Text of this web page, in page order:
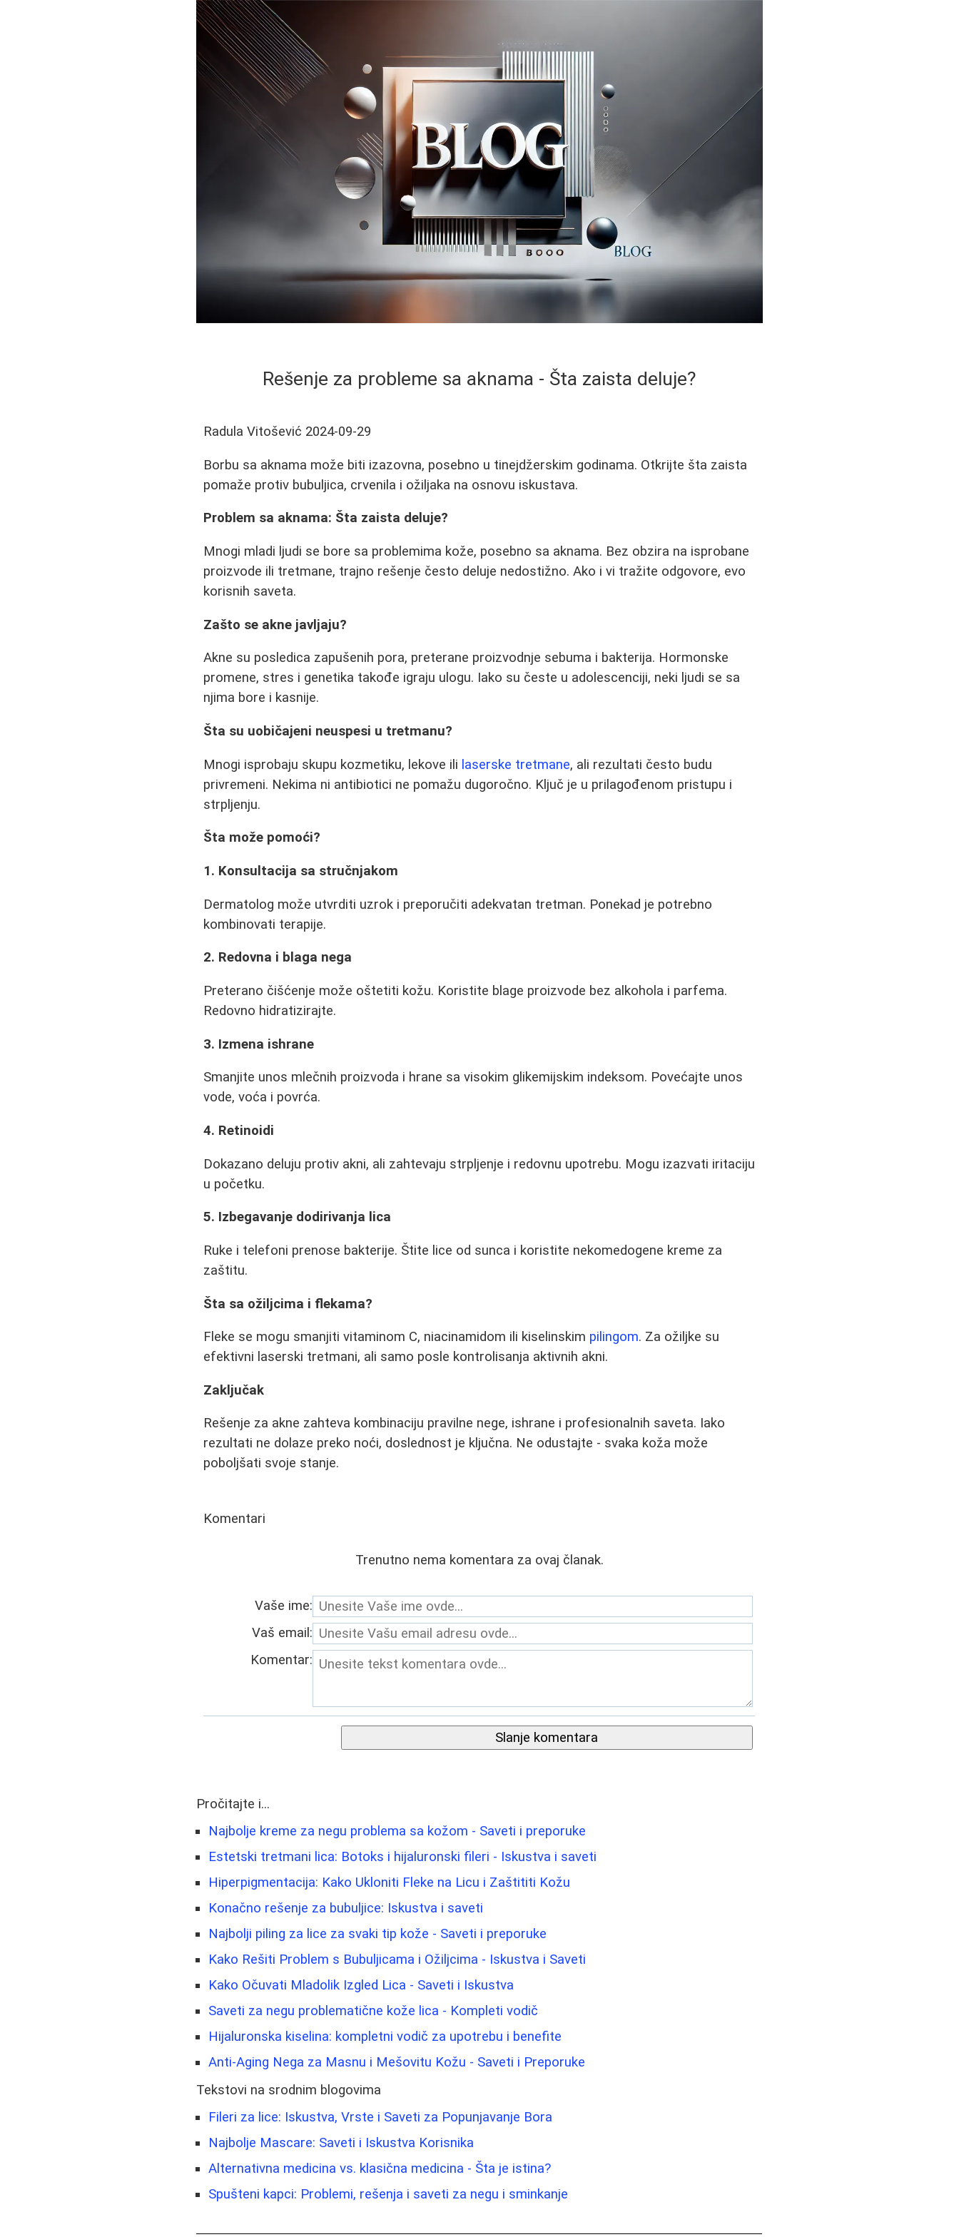
Rešenje za probleme sa aknama - Šta zaista deluje?
Radula Vitošević 2024-09-29
Borbu sa aknama može biti izazovna, posebno u tinejdžerskim godinama. Otkrijte šta zaista
pomaže protiv bubuljica, crvenila i ožiljaka na osnovu iskustava.
Problem sa aknama: Šta zaista deluje?
Mnogi mladi ljudi se bore sa problemima kože, posebno sa aknama. Bez obzira na isprobane
proizvode ili tretmane, trajno rešenje često deluje nedostižno. Ako i vi tražite odgovore, evo
korisnih saveta.
Zašto se akne javljaju?
Akne su posledica zapušenih pora, preterane proizvodnje sebuma i bakterija. Hormonske
promene, stres i genetika takođe igraju ulogu. Iako su česte u adolescenciji, neki ljudi se sa
njima bore i kasnije.
Šta su uobičajeni neuspesi u tretmanu?
Mnogi isprobaju skupu kozmetiku, lekove ili laserske tretmane, ali rezultati često budu
privremeni. Nekima ni antibiotici ne pomažu dugoročno. Ključ je u prilagođenom pristupu i
strpljenju.
Šta može pomoći?
1. Konsultacija sa stručnjakom
Dermatolog može utvrditi uzrok i preporučiti adekvatan tretman. Ponekad je potrebno
kombinovati terapije.
2. Redovna i blaga nega
Preterano čišćenje može oštetiti kožu. Koristite blage proizvode bez alkohola i parfema.
Redovno hidratizirajte.
3. Izmena ishrane
Smanjite unos mlečnih proizvoda i hrane sa visokim glikemijskim indeksom. Povećajte unos
vode, voća i povrća.
4. Retinoidi
Dokazano deluju protiv akni, ali zahtevaju strpljenje i redovnu upotrebu. Mogu izazvati iritaciju
u početku.
5. Izbegavanje dodirivanja lica
Ruke i telefoni prenose bakterije. Štite lice od sunca i koristite nekomedogene kreme za
zaštitu.
Šta sa ožiljcima i flekama?
Fleke se mogu smanjiti vitaminom C, niacinamidom ili kiselinskim pilingom. Za ožiljke su
efektivni laserski tretmani, ali samo posle kontrolisanja aktivnih akni.
Zaključak
Rešenje za akne zahteva kombinaciju pravilne nege, ishrane i profesionalnih saveta. Iako
rezultati ne dolaze preko noći, doslednost je ključna. Ne odustajte - svaka koža može
poboljšati svoje stanje.
Komentari
Trenutno nema komentara za ovaj članak.
Vaše ime:
Vaš email:
Komentar:
Slanje komentara
Pročitajte i...
Najbolje kreme za negu problema sa kožom - Saveti i preporuke
Estetski tretmani lica: Botoks i hijaluronski fileri - Iskustva i saveti
Hiperpigmentacija: Kako Ukloniti Fleke na Licu i Zaštititi Kožu
Konačno rešenje za bubuljice: Iskustva i saveti
Najbolji piling za lice za svaki tip kože - Saveti i preporuke
Kako Rešiti Problem s Bubuljicama i Ožiljcima - Iskustva i Saveti
Kako Očuvati Mladolik Izgled Lica - Saveti i Iskustva
Saveti za negu problematične kože lica - Kompleti vodič
Hijaluronska kiselina: kompletni vodič za upotrebu i benefite
Anti-Aging Nega za Masnu i Mešovitu Kožu - Saveti i Preporuke
Tekstovi na srodnim blogovima
Fileri za lice: Iskustva, Vrste i Saveti za Popunjavanje Bora
Najbolje Mascare: Saveti i Iskustva Korisnika
Alternativna medicina vs. klasična medicina - Šta je istina?
Spušteni kapci: Problemi, rešenja i saveti za negu i sminkanje